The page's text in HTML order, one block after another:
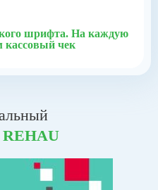
шрифта. На каждую
кассовый чек
REHAU